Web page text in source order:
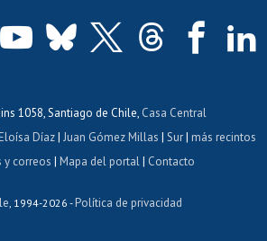
1058, Santiago de Chile, Casa Central
Díaz| Juan Gómez Millas | Sur| más recintos
y correos |Mapa del portal| Contacto
, 1994-2026 -Política de privacidad